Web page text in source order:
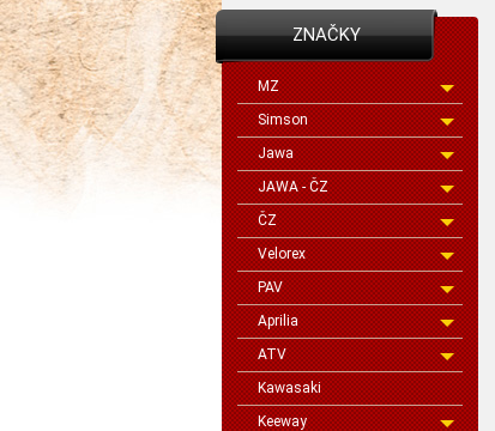
ZNAČKY
MZ
Simson
Jawa
JAWA - ČZ
ČZ
Velorex
PAV
Aprilia
ATV
Kawasaki
Keeway